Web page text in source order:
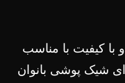
با کیفیت با مناسب
شیک پوشی بانوان